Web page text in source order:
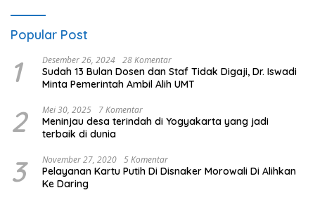
Popular Post
1 Desember 26, 2024 28 Komentar
Sudah 13 Bulan Dosen dan Staf Tidak Digaji, Dr. Iswadi
Minta Pemerintah Ambil Alih UMT
2 Mei 30, 2025 7 Komentar
Meninjau desa terindah di Yogyakarta yang jadi
terbaik di dunia
3 November 27, 2020 5 Komentar
Pelayanan Kartu Putih Di Disnaker Morowali Di Alihkan
Ke Daring